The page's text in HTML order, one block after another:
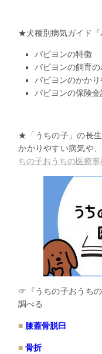
★犬種別病気ガイド『
パピヨンの特徴
パピヨンの飼育の
パピヨンのかか
パピヨンの保険金
★「うちの子」の長生
かかりやすい病気や
ちの子おうちの医療事
☞『うちの子おうち
調べる
膝蓋骨脱臼
骨折